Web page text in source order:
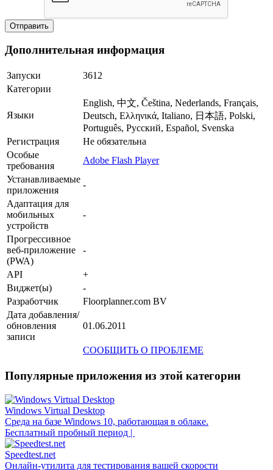
Дополнительная информация
Запуски
3612
Категории
Языки
English, 中文, Čeština, Nederlands, Français,
Deutsch, Ελληνικά, Italiano, 日本語, Polski,
Português, Русский, Español, Svenska
Регистрация
Не обязательна
Особые
требования
Adobe Flash Player
Устанавливаемые
приложения
-
Адаптация для
мобильных
устройств
-
Прогрессивное
веб-приложение
(PWA)
-
API
+
Виджет(ы)
-
Разработчик
Floorplanner.com BV
Дата добавления/
обновления
записи
01.06.2011
СООБЩИТЬ О ПРОБЛЕМЕ
Популярные приложения из этой категории
Windows Virtual Desktop
Среда на базе Windows 10, работающая в облаке.
Бесплатный пробный период |
Speedtest.net
Онлайн-утилита для тестирования вашей скорости